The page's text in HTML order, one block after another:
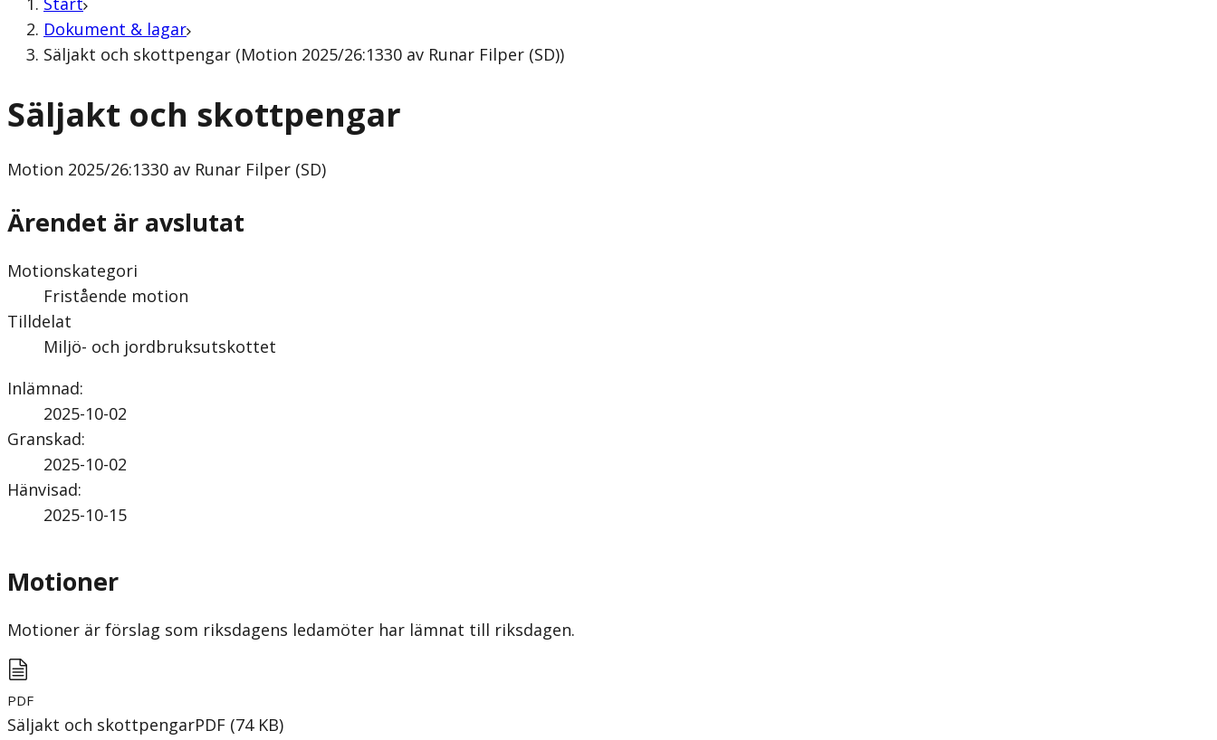
Dokument & lagar
Säljakt och skottpengar (Motion 2025/26:1330 av Runar Filper (SD))
Säljakt och skottpengar
Motion 2025/26:1330 av Runar Filper (SD)
Ärendet är avslutat
Motionskategori
Fristående motion
Tilldelat
Miljö- och jordbruksutskottet
Inlämnad:
2025-10-02
Granskad:
2025-10-02
Hänvisad:
2025-10-15
Motioner
Motioner är förslag som riksdagens ledamöter har lämnat till riksdagen.
PDF
Säljakt och skottpengarPDF (74 KB)